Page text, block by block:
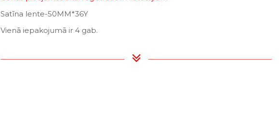
Satīna lente-50MM*36Y
Vienā iepakojumā ir 4 gab.